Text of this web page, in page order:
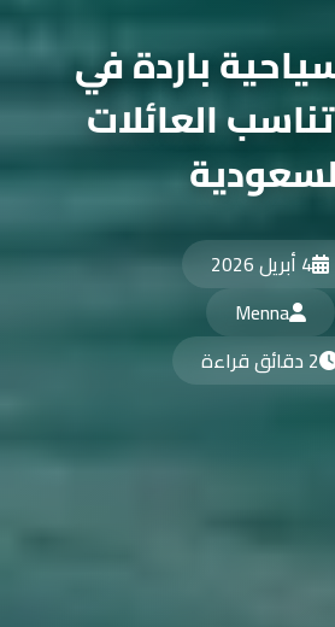
باردة في
العائلات
4 أبريل 2026
Menna
2 دقائق قراءة